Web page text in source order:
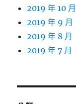
2019 年 10 月
2019 年 9 月
2019 年 8 月
2019 年 7 月